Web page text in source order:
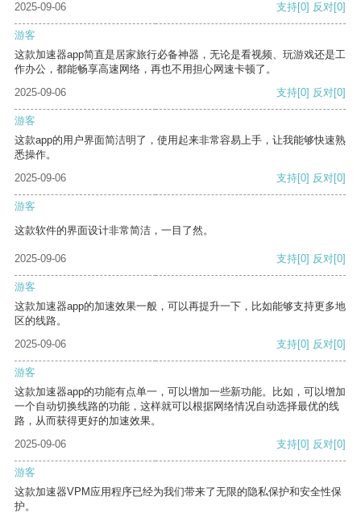
2025-09-06
支持[0] 反对[0]
游客
这款加速器app简直是居家旅行必备神器，无论是看视频、玩游戏还是工
作办公，都能畅享高速网络，再也不用担心网速卡顿了。
2025-09-06
支持[0] 反对[0]
游客
这款app的用户界面简洁明了，使用起来非常容易上手，让我能够快速熟
悉操作。
2025-09-06
支持[0] 反对[0]
游客
这款软件的界面设计非常简洁，一目了然。
2025-09-06 支持[0] 反对[0]
游客
这款加速器app的加速效果一般，可以再提升一下，比如能够支持更多地
区的线路。
2025-09-06
支持[0] 反对[0]
游客
这款加速器app的功能有点单一，可以增加一些新功能。比如，可以增加
一个自动切换线路的功能，这样就可以根据网络情况自动选择最优的线
路，从而获得更好的加速效果。
2025-09-06
支持[0] 反对[0]
游客
这款加速器VPM应用程序已经为我们带来了无限的隐私保护和安全性保
护。